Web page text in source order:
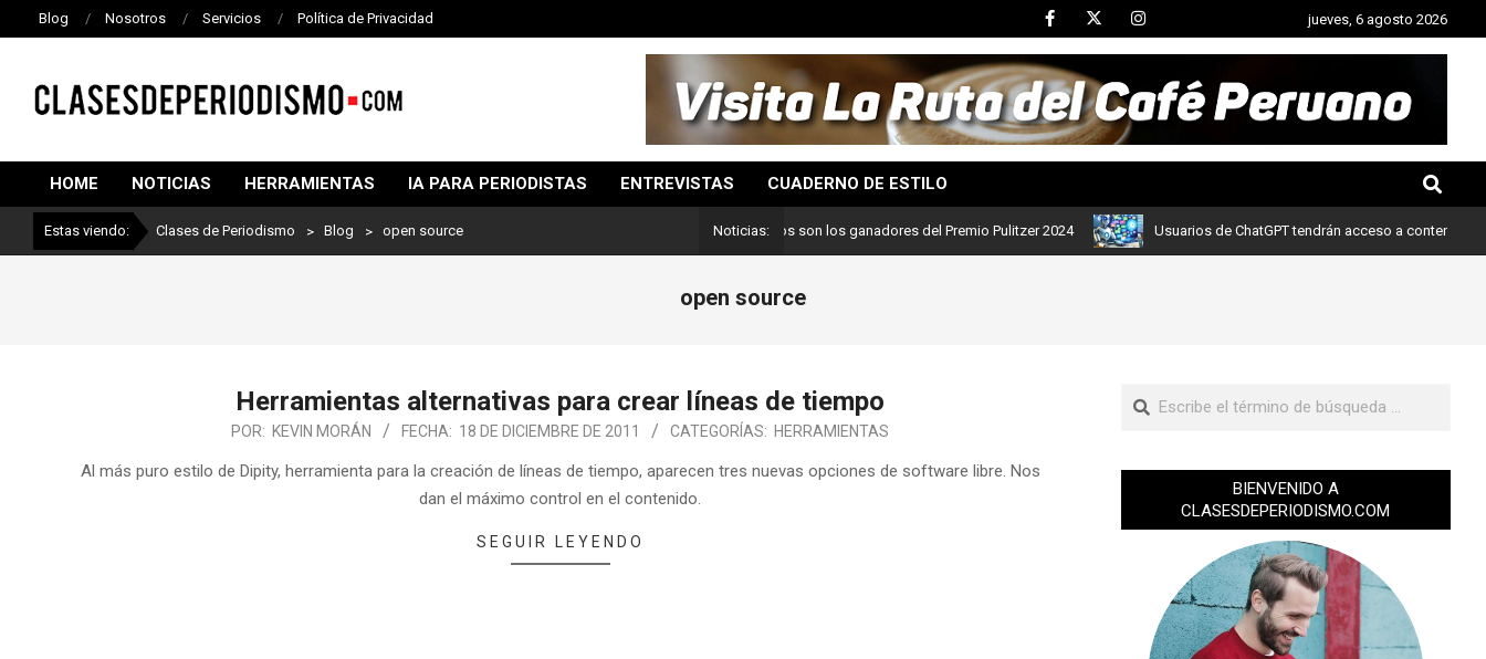
Blog Nosotros Servicios Política de Privacidad jueves, 6 agosto 2026
DE
PERIODISMO
HOME NOTICIAS HERRAMIENTAS IA PARA PERIODISTAS ENTREVISTAS CUADERNO DE ESTILO
Estas viendo: Clases de Periodismo > Blog > open source Noticias:
Lo mejor del periodismo: Estos son los ganadores del Premio Pulitzer 2024 Usuarios de ChatGPT tendrán acceso a contenidos de
open source
Herramientas alternativas para crear líneas de tiempo
POR: KEVIN MORÁN FECHA: 18 DE DICIEMBRE DE 2011 CATEGORÍAS: HERRAMIENTAS
Al más puro estilo de Dipity, herramienta para la creación de líneas de tiempo, aparecen tres nuevas opciones de software libre. Nos
dan el máximo control en el contenido.
SEGUIR LEYENDO
BIENVENIDO A
CLASESDEPERIODISMO.COM